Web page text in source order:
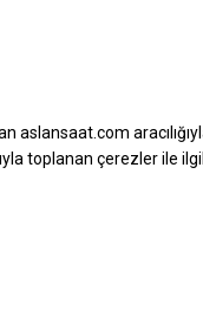
Garanti & Servis
Kullanım
aslansaat.com
toplanan çerezler ile